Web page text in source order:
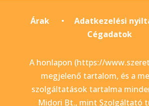
Árak• Adatkezelési
Cégadatok
A honlapon (https://
megjelenő tartalom, és a
szolgáltatások tartalma
Midori Bt., mint Szolgáltató